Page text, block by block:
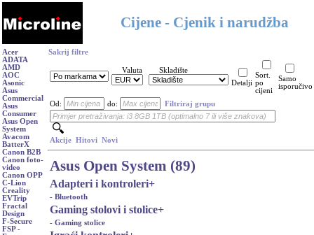
Cijene - Cjenik i narudžba
Acer
ADATA
AMD
AOC
Asonic
Asus
Commercial
Asus
Consumer
Asus Open
System
Avacom
BatterX
Canon B2B
Canon foto-
video
Canon OPP
C-Lion
Creality
EVTrip
Fractal
Design
F-Secure
FSP -
Sakrij filtre
Valuta
Skladište
Detalji
Sort.
po
cijeni
Samo
isporučivo
Od: do: Filtriraj grupu
Akcije Hitovi Novi
Asus Open System (89)
Adapteri i kontroleri+
- Bluetooth
Gaming stolovi i stolice+
- Gaming stolice